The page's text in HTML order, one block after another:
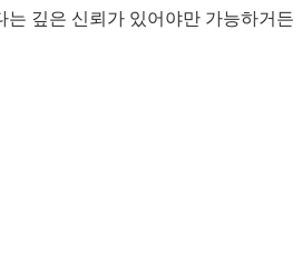
깊은 신뢰가 있어야만 가능하거든